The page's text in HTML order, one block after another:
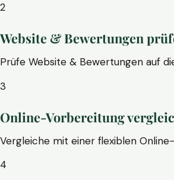
2
Website & Bewertungen
Prüfe Website & Bewertungen auf
3
Online-Vorbereitung
Vergleiche mit einer flexiblen
4